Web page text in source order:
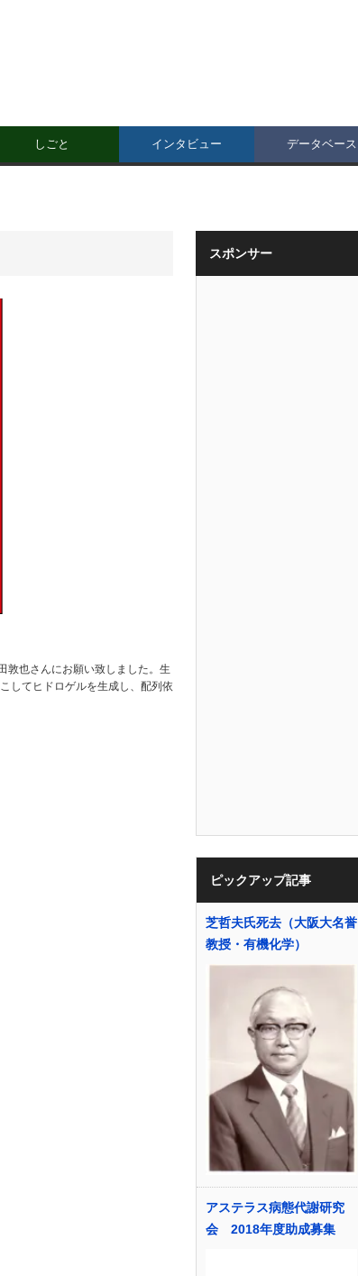
しごと インタビュー データベース
敦也さんにお願い致しました。生
してヒドロゲルを生成し、配列依
スポンサー
ピックアップ記事
芝哲夫氏死去（大阪大名誉
教授・有機化学）
アステラス病態代謝研究
会 2018年度助成募集